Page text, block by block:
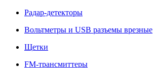
Радар-детекторы
Вольтметры и USB разъемы врезные
Щетки
FM-трансмиттеры